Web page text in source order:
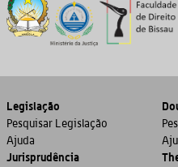
Legislação
Pesquisar Legislação
Ajuda
Jurisprudência